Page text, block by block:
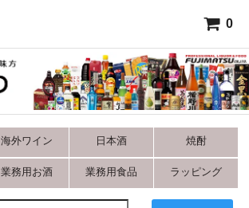
0
海外ワイン 日本酒 焼酎
業務用お酒 業務用食品 ラッピング